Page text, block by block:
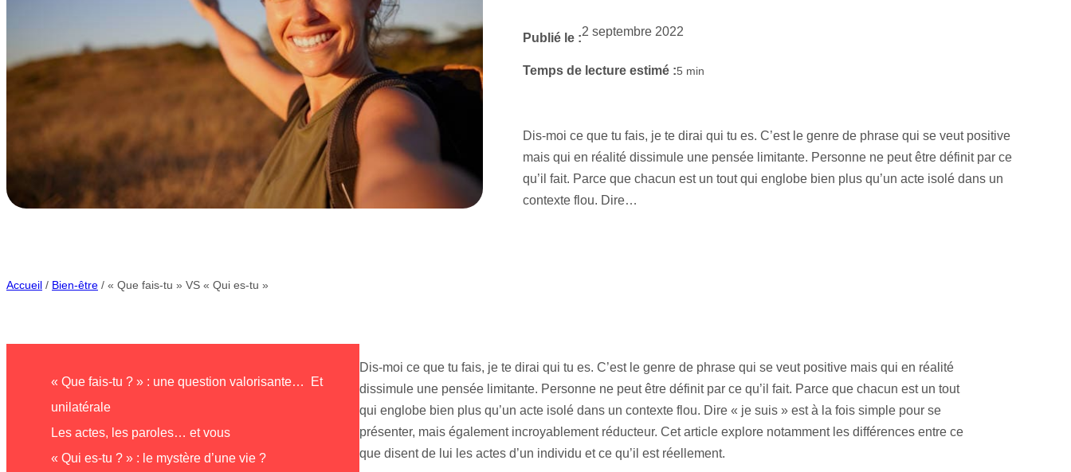
Publié le :2 septembre 2022
Temps de lecture estimé :5 min
Dis-moi ce que tu fais, je te dirai qui tu es. C’est le genre de phrase qui se veut positive
mais qui en réalité dissimule une pensée limitante. Personne ne peut être définit par ce
qu’il fait. Parce que chacun est un tout qui englobe bien plus qu’un acte isolé dans un
contexte flou. Dire…
Accueil / Bien-être / « Que fais-tu » VS « Qui es-tu »
« Que fais-tu ? » : une question valorisante… Et
unilatérale
Les actes, les paroles… et vous
« Qui es-tu ? » : le mystère d’une vie ?
Dis-moi ce que tu fais, je te dirai qui tu es. C’est le genre de phrase qui se veut positive mais qui en réalité
dissimule une pensée limitante. Personne ne peut être définit par ce qu’il fait. Parce que chacun est un tout
qui englobe bien plus qu’un acte isolé dans un contexte flou. Dire « je suis » est à la fois simple pour se
présenter, mais également incroyablement réducteur. Cet article explore notamment les différences entre ce
que disent de lui les actes d’un individu et ce qu’il est réellement.